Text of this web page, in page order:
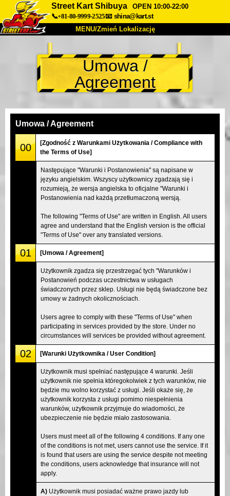
Street Kart Shibuya
OPEN 10:00-22:00
📞+81-80-9999-2525📧 shina@kart.st
MENU/Zmień Lokalizację
O nas Specyfikacja Cena
Dojazd Opinie FAQ
Zmień Lokalizację
Tokyo Shinagawa
Tokyo Akihabara#2
Tokyo Shibuya Annex Tokyo Bay
Tokyo Asakusa Osaka
Umowa /
Agreement
Umowa / Agreement
00
[Zgodność z Warunkami Użytkowania / Compliance with
the Terms of Use]
Następujące "Warunki i Postanowienia" są napisane w
języku angielskim. Wszyscy użytkownicy zgadzają się i
rozumieją, że wersja angielska to oficjalne "Warunki i
Postanowienia nad każdą przetłumaczoną wersją.
The following "Terms of Use" are written in English. All users
agree and understand that the English version is the official
"Terms of Use" over any translated versions.
01 [Umowa / Agreement]
Użytkownik zgadza się przestrzegać tych "Warunków i
Postanowień podczas uczestnictwa w usługach
świadczonych przez sklep. Usługi nie będą świadczone bez
umowy w żadnych okolicznościach.
Users agree to comply with these "Terms of Use" when
participating in services provided by the store. Under no
circumstances will services be provided without agreement.
02 [Warunki Użytkownika / User Condition]
Użytkownik musi spełniać następujące 4 warunki. Jeśli
użytkownik nie spełnia któregokolwiek z tych warunków, nie
będzie mu wolno korzystać z usługi. Jeśli okaże się, że
użytkownik korzysta z usługi pomimo niespełnienia
warunków, użytkownik przyjmuje do wiadomości, że
ubezpieczenie nie będzie miało zastosowania.
Users must meet all of the following 4 conditions. If any one
of the conditions is not met, users cannot use the service. If it
is found that users are using the service despite not meeting
the conditions, users acknowledge that insurance will not
apply.
A) Użytkownik musi posiadać ważne prawo jazdy lub